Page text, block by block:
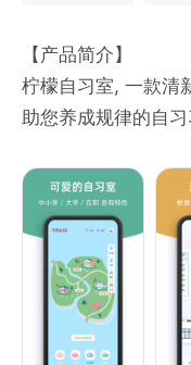
【许愿星球】
-星球之下，总有奇
-许下学习愿望，鞭
下载「八点课程表
【联系我们】
官方QQ：
学习打卡群：
【产品简介】
柠檬自习室, 一款清
助您养成规律的自
【产品特点】
在线自习 - 和同学
自由选择 - 选择自
真实模拟 - 真实模
每日统计 - 自习数